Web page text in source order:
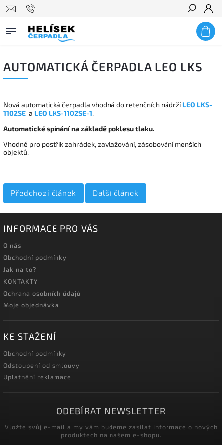
Hledat
AUTOMATICKÁ ČERPADLA LEO LKS
Nová automatická čerpadla vhodná do retenčních nádržíLEO LKS-
1102SE a LEO LKS-1102SE-1.
Automatické spínání na základě poklesu tlaku.
Vhodné pro postřik zahrádek, zavlažování, zásobování menších
objektů.
Předchozí článek Další článek
INFORMACE PRO VÁS
O nás
Obchodní podmínky
Jak na to?
KONTAKTY
Ochrana osobních údajů
Moje objednávka
KE STAŽENÍ
Obchodní podmínky
Odstoupení od smlouvy
Uplatnění reklamace
ODEBÍRAT NEWSLETTER
Vložte svůj e-mail a my vám budeme zasílat informace o nových
produktech na našem e-shopu.